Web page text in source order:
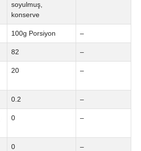
soyulmuş,
konserve
100g Porsiyon –
82 –
20 –
0.2 –
0 –
0 –